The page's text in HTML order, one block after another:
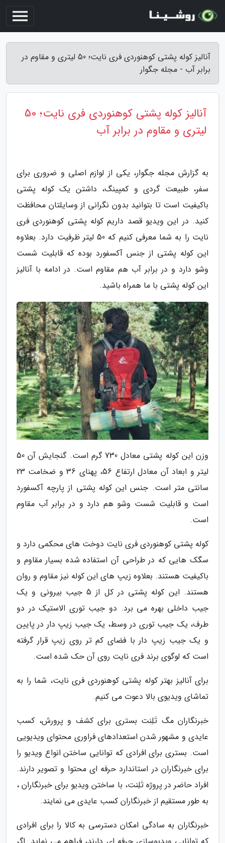
آنالیز کوله پشتی کوهنوردی فری نایت؛ 50 لیتری و مقاوم در
برابر آب - مجله جگوار
آنالیز کوله پشتی کوهنوردی فری نایت؛ 50
لیتری و مقاوم در برابر آب
به گزارش مجله جگوار، یکی از لوازم اصلی و ضروری برای
سفر، طبیعت گردی و کمپینگ، داشتن یک کوله پشتی
باکیفیت است تا بتوانید بدون نگرانی از وسایلتان محافظت
کنید. در این ویدیو قصد داریم کوله پشتی کوهنوردی فری
نایت را به شما معرفی کنیم که 50 لیتر ظرفیت دارد. بعلاوه
این کوله پشتی از جنس آکسفورد بوده که قابلیت شست
وشو دارد و در برابر آب هم مقاوم است. در ادامه با آنالیز
این کوله پشتی با ما همراه باشید.
وزن این کوله پشتی معادل 730 گرم است. گنجایش آن 50
لیتر و ابعاد آن معادل ارتفاع 56، پهنای 36 و ضخامت 23
سانتی متر است. جنس این کوله پشتی از پارچه آکسفورد
است و قابلیت شست وشو هم دارد و در برابر آب مقاوم
است.
کوله پشتی کوهنوردی فری نایت دوخت های محکمی دارد و
سگک هایی که در طراحی آن استفاده شده بسیار مقاوم و
باکیفیت هستند. بعلاوه زیپ های این کوله نیز مقاوم و روان
هستند. این کوله پشتی در کل از 5 جیب بیرونی و یک
جیب داخلی بهره می برد. دو جیب توری الاستیک در دو
طرف، یک جیب توری در وسط، یک جیب زیپ دار در پایین
و یک جیب زیپ دار با فضای کم تر روی زیپ قرار گرفته
است که لوگوی برند فری نایت روی آن حک شده است.
برای آنالیز بهتر کوله پشتی کوهنوردی فری نایت، شما را به
تماشای ویدیوی بالا دعوت می کنیم.
خبرنگاران مگ تَلِنت بستری برای کشف و پرورش، کسب
عایدی و مشهور شدن استعدادهای فراوری محتوای ویدیویی
است. بستری برای افرادی که توانایی ساختن انواع ویدیو را
برای خبرنگاران در استاندارد حرفه ای محتوا و تصویر دارند.
افراد حاضر در پروژه تَلِنت، با ساختن ویدیو برای خبرنگاران ،
به طور مستقیم از خبرنگاران کسب عایدی می نمایند.
خبرنگاران به سادگی امکان دسترسی به کالا را برای افرادی